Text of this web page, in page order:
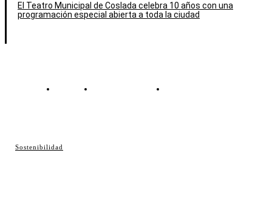
Sostenibilidad
El Teatro Municipal de Coslada celebra 10 años con una
programación especial abierta a toda la ciudad
Contacto Política de cookies